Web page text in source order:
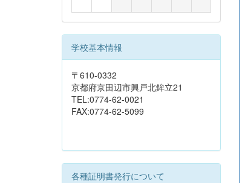
学校基本情報
〒610-0332
京都府京田辺市興戸北鉾立21
TEL:0774-62-0021
FAX:0774-62-5099
各種証明書発行について